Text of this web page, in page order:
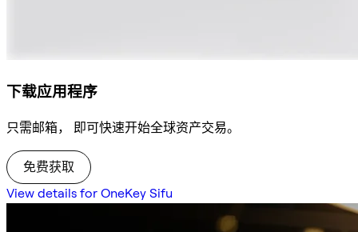
下载应用程序
只需邮箱， 即可快速开始全球资产交易。
免费获取
View details for OneKey Sifu